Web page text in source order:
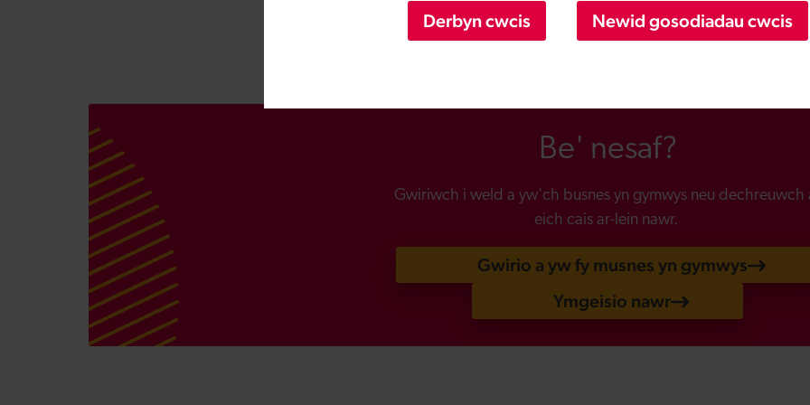
Derbyn cwcis Newid gosodiadau cwcis
Be' nesaf?
Gwiriwch i weld a yw'ch busnes yn gymwys neu dechreuwch
eich cais ar-lein nawr.
Gwirio a yw fy musnes yn gymwys
Ymgeisio nawr